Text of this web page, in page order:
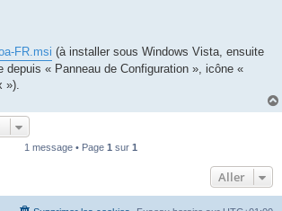
FR.msi (à installer sous Windows Vista, ensuite
depuis « Panneau de Configuration », icône «
»).
1 message • Page 1 sur 1
Aller